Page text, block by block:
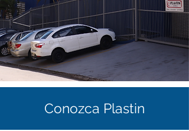
Conozca Plastin